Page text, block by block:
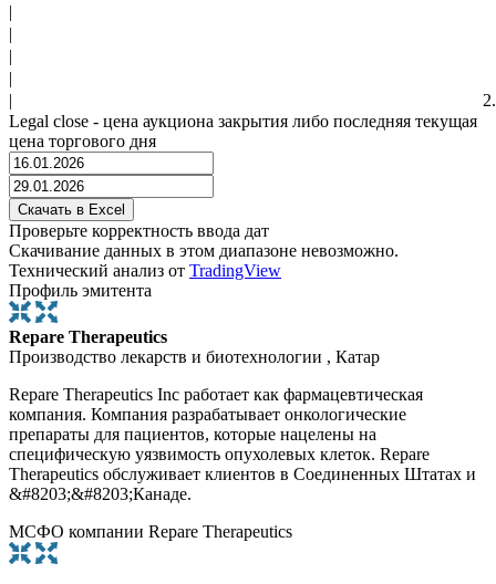
|
|
|
|
|
Legal close - цена аукциона закрытия либо последняя текущая
цена торгового дня
Проверьте корректность ввода дат
Скачивание данных в этом диапазоне невозможно.
Технический анализ от TradingView
Профиль эмитента
Repare Therapeutics
Производство лекарств и биотехнологии , Катар
Repare Therapeutics Inc работает как фармацевтическая
компания. Компания разрабатывает онкологические
препараты для пациентов, которые нацелены на
специфическую уязвимость опухолевых клеток. Repare
Therapeutics обслуживает клиентов в Соединенных Штатах и
&#8203;&#8203;Канаде.
МСФО компании Repare Therapeutics